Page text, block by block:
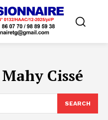
Cissé
SEARCH